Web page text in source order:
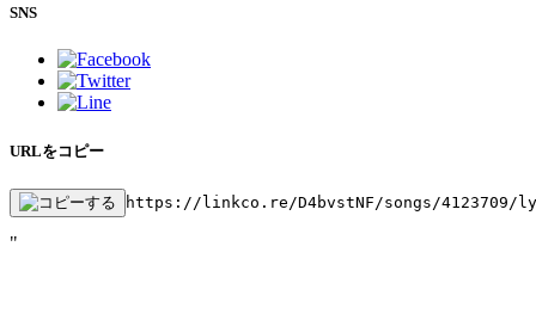
SNS
URLをコピー
https://linkco.re/D4bvstNF/songs/4123709/
"